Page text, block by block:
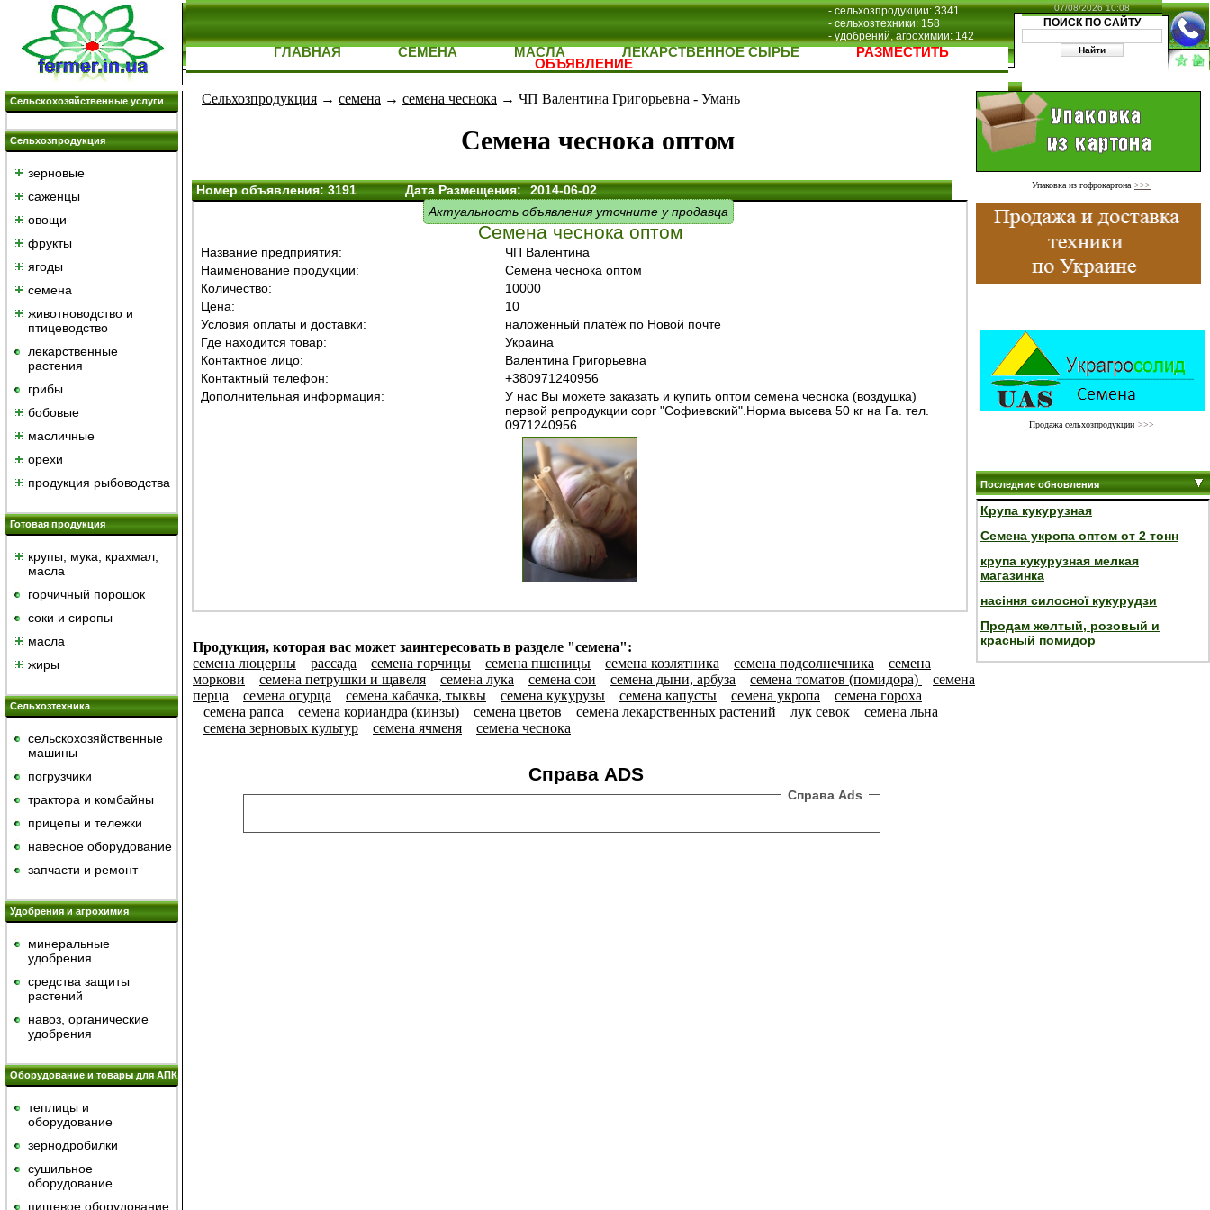
- сельхозпродукции: 3341
- сельхозтехники: 158
- удобрений, агрохимии: 142
07/08/2026 10:08
ПОИСК ПО САЙТУ
ГЛАВНАЯ СЕМЕНА МАСЛА ЛЕКАРСТВЕННОЕ СЫРЬЕ РАЗМЕСТИТЬ
ОБЪЯВЛЕНИЕ
Сельскохозяйственные услуги
Сельхозпродукция
зерновые
саженцы
овощи
фрукты
ягоды
семена
животноводство и
птицеводство
лекарственные
растения
грибы
бобовые
масличные
орехи
продукция рыбоводства
Готовая продукция
крупы, мука, крахмал,
масла
горчичный порошок
cоки и сиропы
масла
жиры
Сельхозтехника
сельскохозяйственные
машины
погрузчики
трактора и комбайны
прицепы и тележки
навесное оборудование
запчасти и ремонт
Удобрения и агрохимия
минеральные
удобрения
средства защиты
растений
навоз, органические
удобрения
Оборудование и товары для АПК
теплицы и
оборудование
зернодробилки
сушильное
оборудование
пищевое оборудование
Сельхозпродукция → семена → семена чеснока → ЧП Валентина Григорьевна - Умань
Семена чеснока оптом
Номер объявления: 3191 Дата Размещения:
2014-06-02
Актуальность объявления уточните у продавца
Семена чеснока оптом
Название предприятия:
ЧП Валентина
Наименование продукции:
Семена чеснока оптом
Количество:
10000
Цена:
10
Условия оплаты и доставки:
наложенный платёж по Новой почте
Где находится товар:
Украина
Контактное лицо:
Валентина Григорьевна
Контактный телефон:
+380971240956
Дополнительная информация:
У нас Вы можете заказать и купить оптом семена чеснока (воздушка)
первой репродукции сорг "Cофиевский".Норма высева 50 кг на Га. тел.
0971240956
Продукция, которая вас может заинтересовать в разделе "семена":
семена люцерны
рассада семена горчицы семена пшеницы семена козлятника семена подсолнечника
семена
моркови
семена петрушки и щавеля семена лука семена сои семена дыни, арбуза семена томатов (помидора)
семена
перца
семена огурца семена кабачка, тыквы семена кукурузы семена капусты семена укропа
семена гороха
семена рапса
семена кориандра (кинзы) семена цветов семена лекарственных растений лук севок
семена льна
семена зерновых культур
семена ячменя семена чеснока
Справа ADS
Справа Ads
Упаковка из гофрокартона >>>
Продажа сельхозпродукции >>>
Последние обновления
Крупа кукурузная
Семена укропа оптом от 2 тонн
крупа кукурузная мелкая
магазинка
насіння силосної кукурудзи
Продам желтый, розовый и
красный помидор